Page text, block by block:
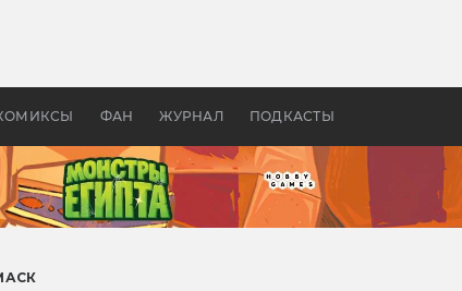
ФАН ЖУРНАЛ ПОДКАСТЫ
Древней Грецией